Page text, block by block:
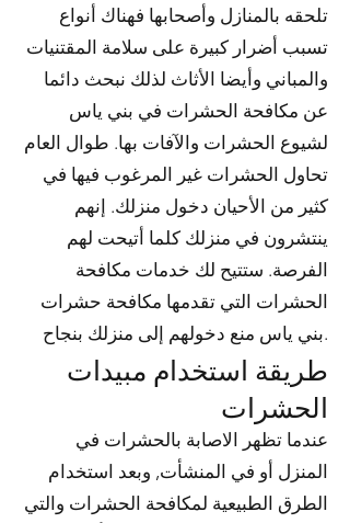
تلحقه بالمنازل وأصحابها فهناك أنواع
تسبب أضرار كبيرة على سلامة المقتنيات
والمباني وأيضا الأثاث لذلك نبحث دائما
عن مكافحة الحشرات في بني ياس
لشيوع الحشرات والآفات بها. طوال العام
تحاول الحشرات غير المرغوب فيها في
كثير من الأحيان دخول منزلك. إنهم
ينتشرون في منزلك كلما أتيحت لهم
الفرصة. ستتيح لك خدمات مكافحة
الحشرات التي تقدمها مكافحة حشرات
بني ياس منع دخولهم إلى منزلك بنجاح.
طريقة استخدام مبيدات
الحشرات
عندما تظهر الاصابة بالحشرات في
المنزل أو في المنشأت, وبعد استخدام
الطرق الطبيعية لمكافحة الحشرات والتي